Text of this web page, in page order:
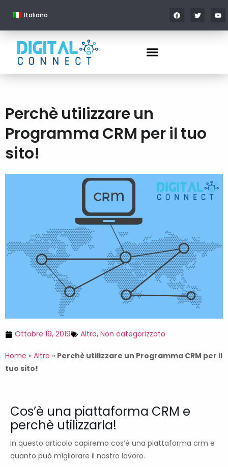
Italiano
Perchè utilizzare un
Programma CRM per il tuo
sito!
Ottobre 19, 2019 Altro, Non categorizzato
Home » Altro » Perchè utilizzare un Programma CRM per il
tuo sito!
Cos’è una piattaforma CRM e
perchè utilizzarla!
In questo articolo capiremo cos’è una piattaforma crm e
quanto può migliorare il nostro lavoro.